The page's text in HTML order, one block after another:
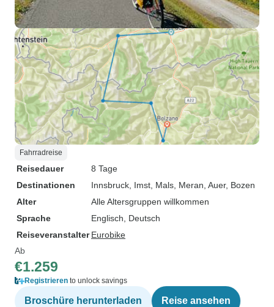
Fahrradreise
Reisedauer
8 Tage
Destinationen
Innsbruck , Imst , Mals , Meran , Auer, Bozen
Alter
Alle Altersgruppen willkommen
Sprache
Englisch, Deutsch
Reiseveranstalter Eurobike
Ab
€1.259
Registrieren to unlock savings
Broschüre herunterladen Reise ansehen